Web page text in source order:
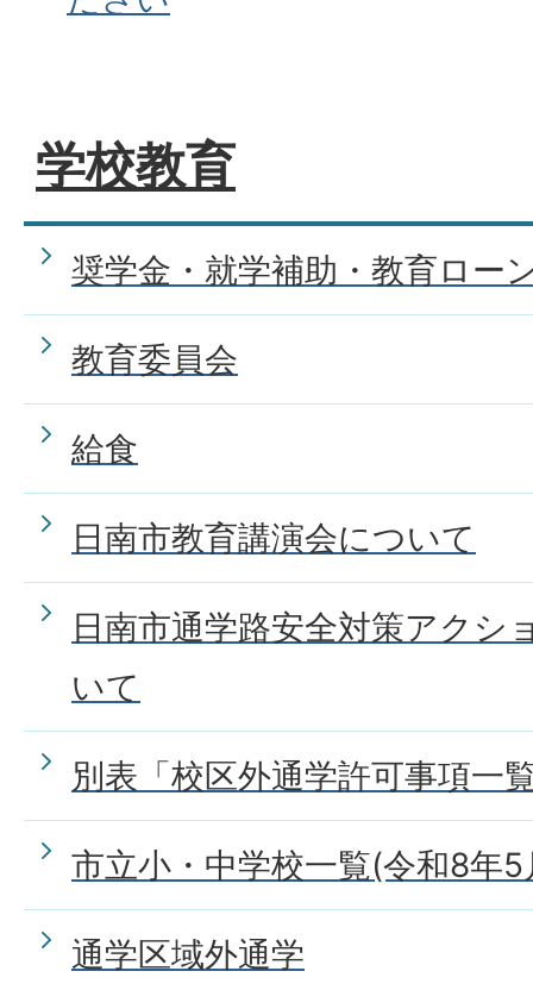
校区外の学校に通学すること
学童保育を希望する場合、ど
いいですか?
学校教育
奨学金・就学補助・教育ロー
教育委員会
給食
日南市教育講演会について
日南市通学路安全対策アクシ
いて
別表「校区外通学許可事項一
市立小・中学校一覧(令和8年5
通学区域外通学